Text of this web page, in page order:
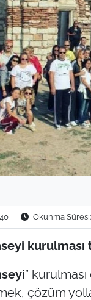
40 Okunma
kurulması
”
çözüm